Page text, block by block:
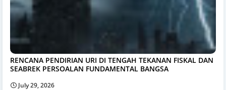
RENCANA PENDIRIAN URI DI TENGAH TEKANAN FISKAL DAN
SEABREK PERSOALAN FUNDAMENTAL BANGSA
July 29, 2026